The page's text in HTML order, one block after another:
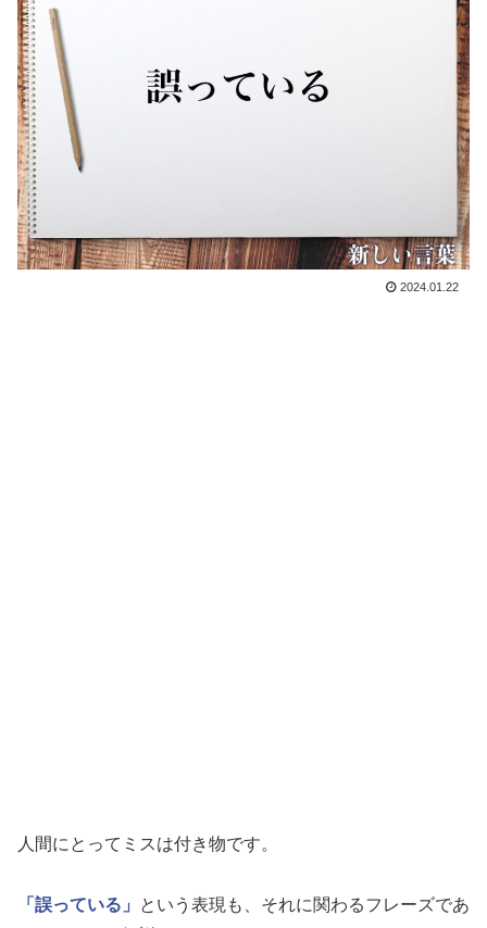
2024.01.22
人間にとってミスは付き物です。
「誤っている」
という表現も、それに関わるフレーズであ